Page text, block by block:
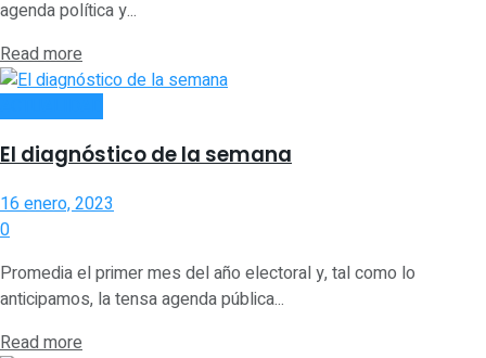
agenda política y...
Read more
El diagnóstico de la semana
16 enero, 2023
0
Promedia el primer mes del año electoral y, tal como lo
anticipamos, la tensa agenda pública...
Read more